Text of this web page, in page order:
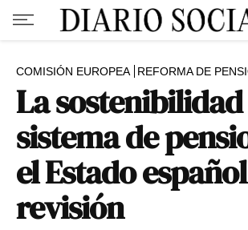
COMISIÓN EUROPEA REFORMA DE
La
sistema de
el Estado
revisión